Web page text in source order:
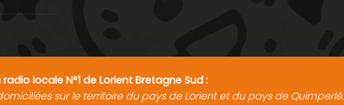
radio locale N°1 de Lorient Bretagne Sud :
sur le territoire du pays de Lorient et du pays de Quimperlé.